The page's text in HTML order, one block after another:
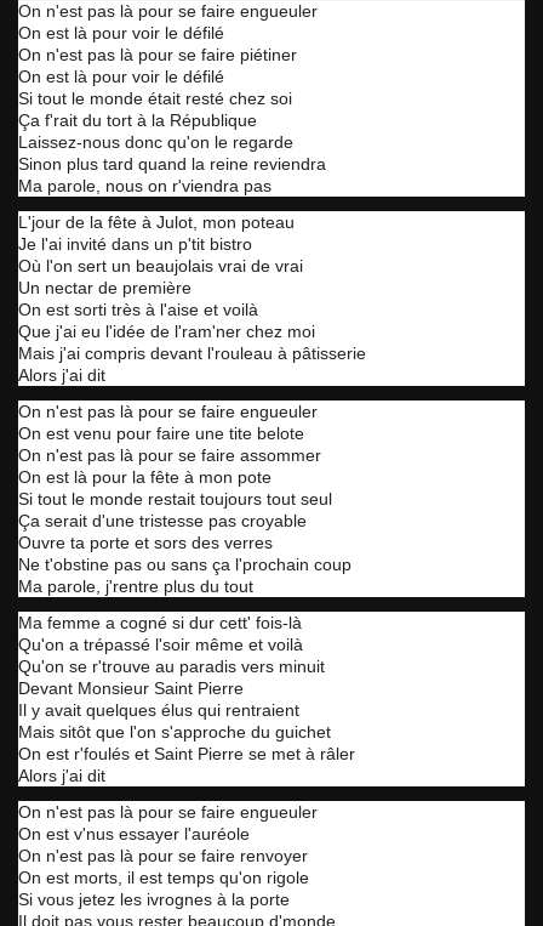
On n'est pas là pour se faire engueuler
On est là pour voir le défilé
On n'est pas là pour se faire piétiner
On est là pour voir le défilé
Si tout le monde était resté chez soi
Ça f'rait du tort à la République
Laissez-nous donc qu'on le regarde
Sinon plus tard quand la reine reviendra
Ma parole, nous on r'viendra pas
L'jour de la fête à Julot, mon poteau
Je l'ai invité dans un p'tit bistro
Où l'on sert un beaujolais vrai de vrai
Un nectar de première
On est sorti très à l'aise et voilà
Que j'ai eu l'idée de l'ram'ner chez moi
Mais j'ai compris devant l'rouleau à pâtisserie
Alors j'ai dit
On n'est pas là pour se faire engueuler
On est venu pour faire une tite belote
On n'est pas là pour se faire assommer
On est là pour la fête à mon pote
Si tout le monde restait toujours tout seul
Ça serait d'une tristesse pas croyable
Ouvre ta porte et sors des verres
Ne t'obstine pas ou sans ça l'prochain coup
Ma parole, j'rentre plus du tout
Ma femme a cogné si dur cett' fois-là
Qu'on a trépassé l'soir même et voilà
Qu'on se r'trouve au paradis vers minuit
Devant Monsieur Saint Pierre
Il y avait quelques élus qui rentraient
Mais sitôt que l'on s'approche du guichet
On est r'foulés et Saint Pierre se met à râler
Alors j'ai dit
On n'est pas là pour se faire engueuler
On est v'nus essayer l'auréole
On n'est pas là pour se faire renvoyer
On est morts, il est temps qu'on rigole
Si vous jetez les ivrognes à la porte
Il doit pas vous rester beaucoup d'monde